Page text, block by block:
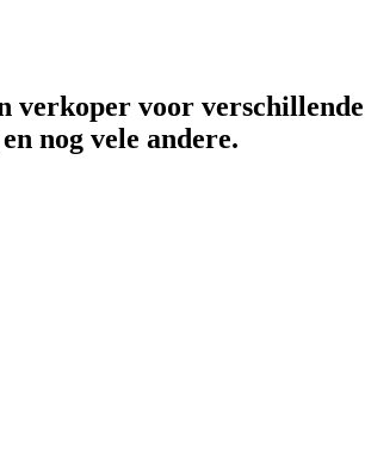
verkoper voor
nog vele andere.